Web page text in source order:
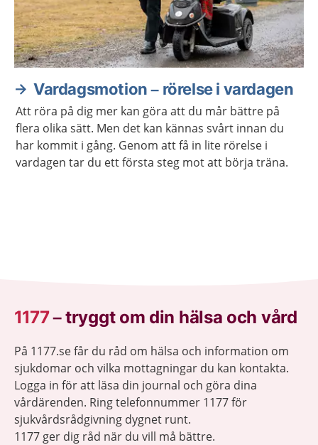
Vardagsmotion – rörelse i vardagen
Att röra på dig mer kan göra att du mår bättre på
flera olika sätt. Men det kan kännas svårt innan du
har kommit i gång. Genom att få in lite rörelse i
vardagen tar du ett första steg mot att börja träna.
1177–tryggt om din hälsa och vård
På 1177.se får du råd om hälsa och information om
sjukdomar och vilka mottagningar du kan kontakta.
Logga in för att läsa din journal och göra dina
vårdärenden. Ring telefonnummer 1177 för
sjukvårdsrådgivning dygnet runt.
1177 ger dig råd när du vill må bättre.